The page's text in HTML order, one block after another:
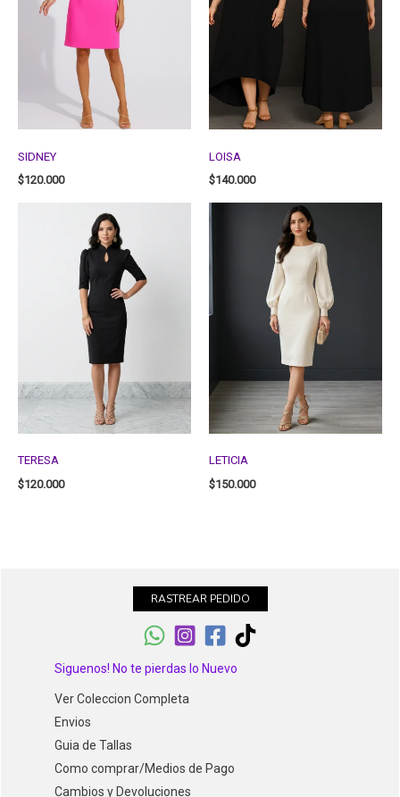
SIDNEY
$120.000
LOISA
$140.000
TERESA
$120.000
LETICIA
$150.000
RASTREAR PEDIDO
Siguenos! No te pierdas lo Nuevo
Ver Coleccion Completa
Envios
Guia de Tallas
Como comprar/Medios de Pago
Cambios y Devoluciones